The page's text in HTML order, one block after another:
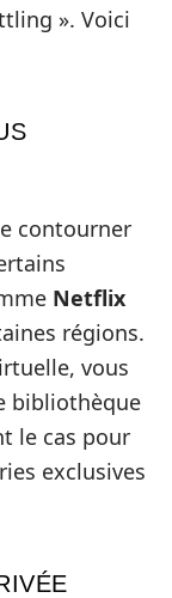
». Voici
contourner
Netflix
régions.
vous
bibliothèque
le cas pour
exclusives